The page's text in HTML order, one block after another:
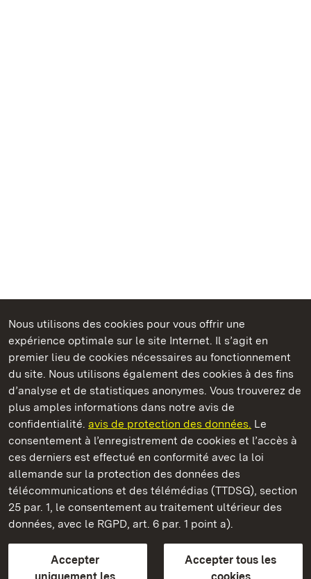
Nous utilisons des cookies pour vous offrir une
expérience optimale sur le site Internet. Il s’agit en
premier lieu de cookies nécessaires au fonctionnement
du site. Nous utilisons également des cookies à des fins
d’analyse et de statistiques anonymes. Vous trouverez de
plus amples informations dans notre avis de
confidentialité. avis de protection des données. Le
consentement à l’enregistrement de cookies et l’accès à
ces derniers est effectué en conformité avec la loi
allemande sur la protection des données des
télécommunications et des télémédias (TTDSG), section
25 par. 1, le consentement au traitement ultérieur des
données, avec le RGPD, art. 6 par. 1 point a).
Accepter
Accepter tous les
Châteaux et jardins publics du Bade-Wurtemberg
Monastère de Maulbronn
Châteaux et jardins publics du Bade-Wurtemberg
Contact et informationsFAQ et réponsesMentions légales
Protection des données
Explications sur l’accessibilité
BITV-konform (geprüfte Seiten)
plus loin